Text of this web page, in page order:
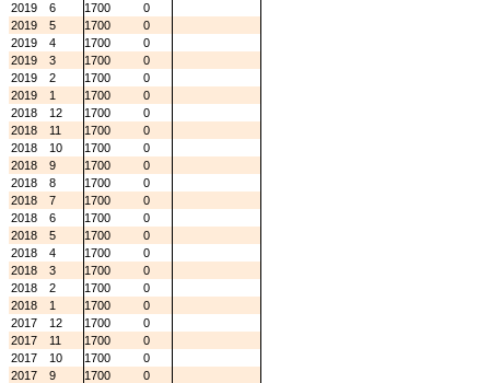
2019
6 1700
0
2019
5 1700
0
2019
4 1700
0
2019
3 1700
0
2019
2 1700
0
2019
1 1700
0
2018
12 1700
0
2018
11 1700
0
2018
10 1700
0
2018
9 1700
0
2018
8 1700
0
2018
7 1700
0
2018
6 1700
0
2018
5 1700
0
2018
4 1700
0
2018
3 1700
0
2018
2 1700
0
2018
1 1700
0
2017
12 1700
0
2017
11 1700
0
2017
10 1700
0
2017
9 1700
0